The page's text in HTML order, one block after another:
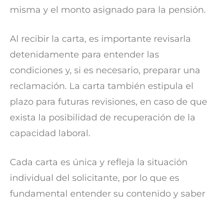
misma y el monto asignado para la pensión.
Al recibir la carta, es importante revisarla
detenidamente para entender las
condiciones y, si es necesario, preparar una
reclamación. La carta también estipula el
plazo para futuras revisiones, en caso de que
exista la posibilidad de recuperación de la
capacidad laboral.
Cada carta es única y refleja la situación
individual del solicitante, por lo que es
fundamental entender su contenido y saber